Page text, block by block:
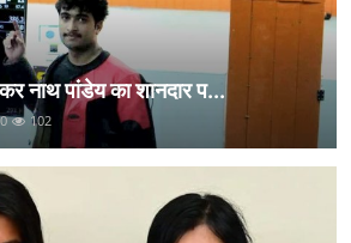
नाथ पांडेय का शानदार प...
102